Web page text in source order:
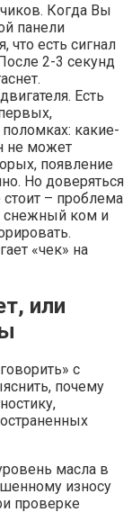
Когда Вы
панели
что есть сигнал
2-3 секунд
Есть
какие-
не может
появление
Но доверяться
– проблема
снежный ком и
«чек» на
или
с
почему
масла в
износу
проверке